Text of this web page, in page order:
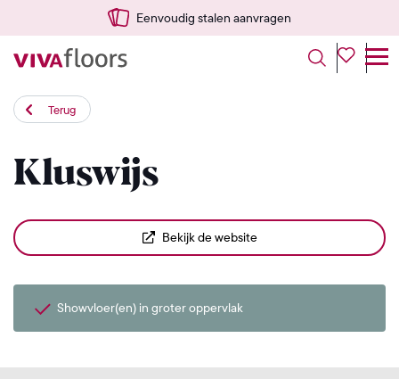
Eenvoudig stalen aanvragen
Terug
Kluswijs
Bekijk de website
Showvloer(en) in groter oppervlak